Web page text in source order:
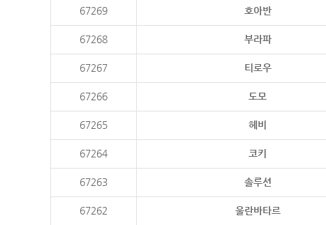
67269 호아반
67268 부라파
67267 티로우
67266 도모
67265 헤비
67264 코키
67263 솔루션
67262 울란바타르